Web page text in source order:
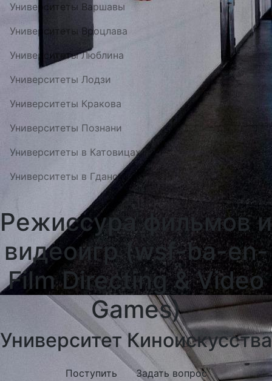
Университеты Варшавы
Университеты Вроцлава
Университеты Люблина
Университеты Лодзи
Университеты Кракова
Университеты Познани
Университеты в Катовицах
Университеты в Гданску
Режиссура фильмов и
видеоигр (wsf-ba-en-
Film Directing & Video
Games)
Университет Киноискусства
Поступить Задать вопрос